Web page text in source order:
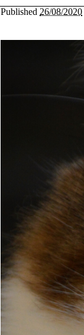
Published 26/08/2020